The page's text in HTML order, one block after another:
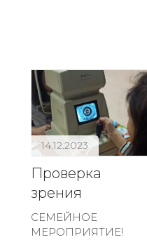
14.12.2023
Проверка
зрения
СЕМЕЙНОЕ
МЕРОПРИЯТИЕ!